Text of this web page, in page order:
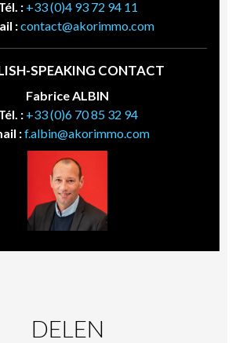
: +33 (0)4 93 72 94 11
:contact@akorimmo.com
SPEAKING CONTACT
Fabrice ALBIN
: +33 (0)6 70 85 32 94
:f.albin@akorimmo.com
DELEN